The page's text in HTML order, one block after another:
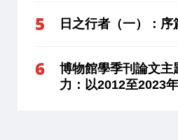
日之行者（一）：序
博物館學季刊論文主
力：以2012至2023